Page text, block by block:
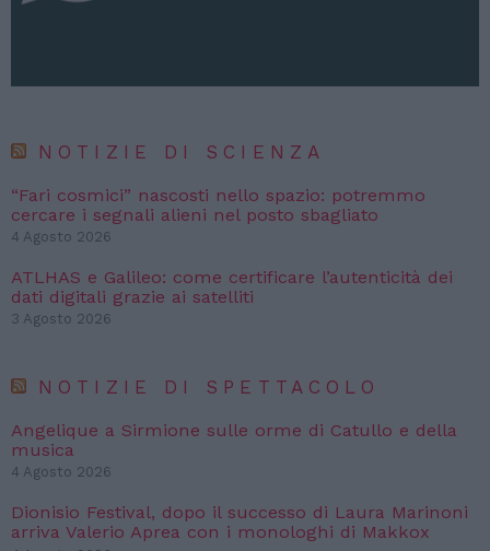
NOTIZIE DI SCIENZA
“Fari cosmici” nascosti nello spazio: potremmo
cercare i segnali alieni nel posto sbagliato
4 Agosto 2026
ATLHAS e Galileo: come certificare l’autenticità dei
dati digitali grazie ai satelliti
3 Agosto 2026
NOTIZIE DI SPETTACOLO
Angelique a Sirmione sulle orme di Catullo e della
musica
4 Agosto 2026
Dionisio Festival, dopo il successo di Laura Marinoni
arriva Valerio Aprea con i monologhi di Makkox